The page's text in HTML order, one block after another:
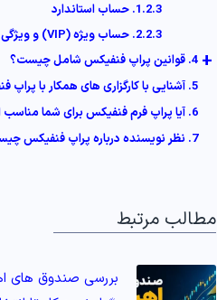
1.2.3. حساب استاندارد
2.2.3. حساب ویژه (VIP) و ویژگی‌ های آن
4. قوانین پراپ فنفیکس شامل چیست؟ +
5. آشنایی با کارگزاری های همکار با پراپ فنفیکس fenefx
6. آیا پراپ فرم فنفیکس برای شما مناسب است؟
7. نظر نویسنده درباره پراپ فنفیکس چیست؟
مطالب مرتبط
بررسی صندوق های